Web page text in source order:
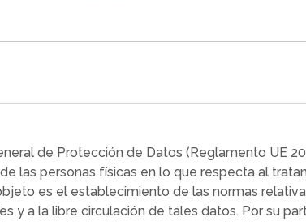
de Protección de Datos (Reglamento UE
las personas físicas en lo que respecta al
es el establecimiento de las normas
y a la libre circulación de tales datos. Por su